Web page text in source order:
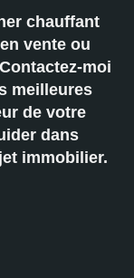
chauffant
vente ou
moi
meilleures
de votre
dans
immobilier.